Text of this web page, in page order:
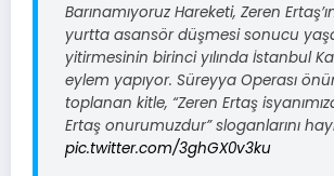
Barınamıyoruz Hareketi, Zeren
yurtta asansör düşmesi sonucu
yitirmesinin birinci yılında İstanbul
eylem yapıyor. Süreyya Operası
toplanan kitle, “Zeren Ertaş
Ertaş onurumuzdur” sloganlarını
pic.twitter.com/3ghGX0v3ku